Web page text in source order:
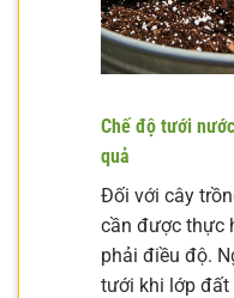
Chế độ tưới
quả
Đối với cây
cần được thực
phải điều độ.
tưới khi lớp đất